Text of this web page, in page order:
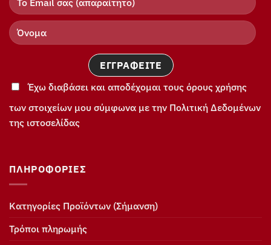
Έχω διαβάσει και αποδέχομαι τους όρους χρήσης
των στοιχείων μου σύμφωνα με την Πολιτική Δεδομένων
της ιστοσελίδας
ΠΛΗΡΟΦΟΡΊΕΣ
Κατηγορίες Προϊόντων (Σήμανση)
Τρόποι πληρωμής